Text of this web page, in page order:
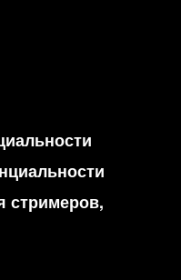
стримеров,